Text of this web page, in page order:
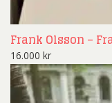
Frank Olsson –
16.000 kr